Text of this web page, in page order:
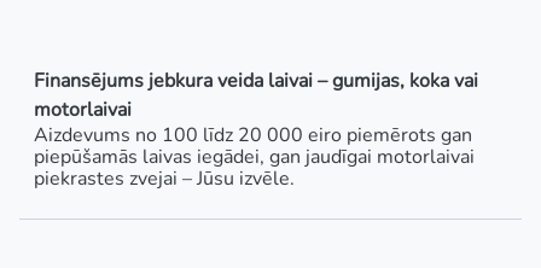
Finansējums jebkura veida laivai – gumijas, koka vai
motorlaivai
Aizdevums no 100 līdz 20 000 eiro piemērots gan
piepūšamās laivas iegādei, gan jaudīgai motorlaivai
piekrastes zvejai – Jūsu izvēle.